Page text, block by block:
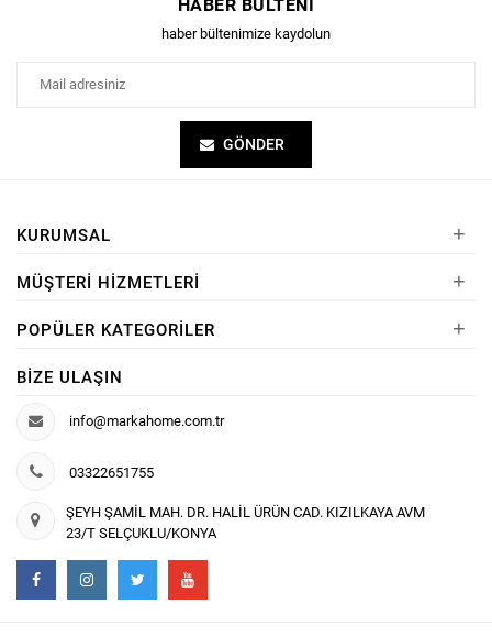
HABER BÜLTENI
haber bültenimize kaydolun
GÖNDER
KURUMSAL +
MÜŞTERI HIZMETLERI +
POPÜLER KATEGORILER +
BIZE ULAŞIN
info@markahome.com.tr
03322651755
ŞEYH ŞAMİL MAH. DR. HALİL ÜRÜN CAD. KIZILKAYA AVM
23/T SELÇUKLU/KONYA